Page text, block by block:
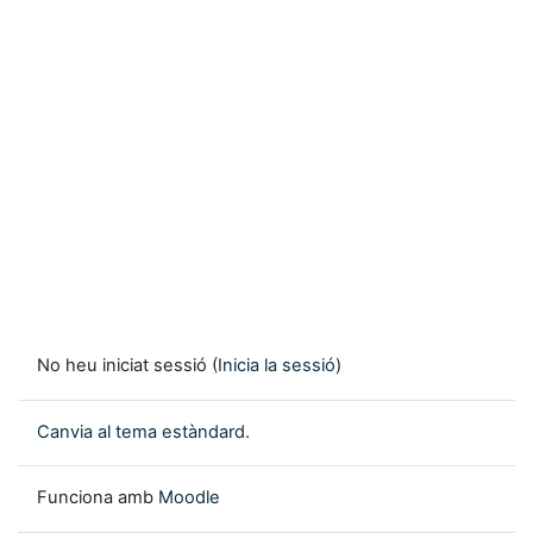
No heu iniciat sessió (Inicia la sessió)
Canvia al tema estàndard.
Funciona amb Moodle